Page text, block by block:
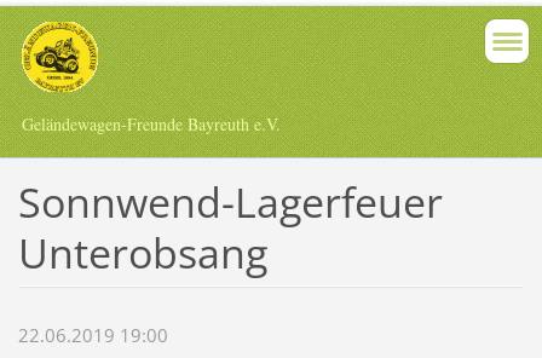
Geländewagen-Freunde Bayreuth e.V.
Sonnwend-Lagerfeuer
Unterobsang
22.06.2019 19:00